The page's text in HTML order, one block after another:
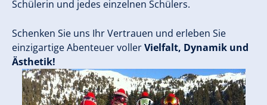
Schülerin und jedes einzelnen Schülers.
Schenken Sie uns Ihr Vertrauen und erleben Sie
einzigartige Abenteuer vollerVielfalt, Dynamik und
Ästhetik!